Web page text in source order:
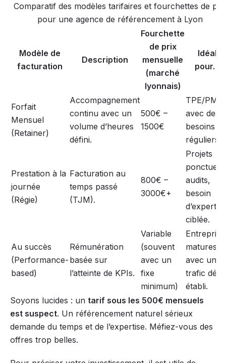
Comparatif des modèles tarifaires et fourchettes de
pour une agence de référencement à Lyon
Modèle de
facturation
Description
Fourchette
de prix
mensuelle
(marché
lyonnais)
Idéal
pour…
Forfait
Mensuel
(Retainer)
Accompagnement
continu avec un
volume d’heures
défini.
500€ –
1500€
TPE/PME
avec des
besoins
réguliers.
Prestation à la
journée
(Régie)
Facturation au
temps passé
(TJM).
800€ –
3000€+
Projets
ponctuels,
audits,
besoin
d’expertise
ciblée.
Au succès
(Performance-
based)
Rémunération
basée sur
l’atteinte de KPIs.
Variable
(souvent
avec un
fixe
minimum)
matures
avec un
trafic déjà
établi.
Soyons lucides : un tarif sous les 500€ mensuels
est suspect. Un référencement naturel sérieux
demande du temps et de l’expertise. Méfiez-vous des
offres trop belles.